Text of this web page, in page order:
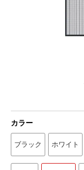
カラー
ブラック ホワイト